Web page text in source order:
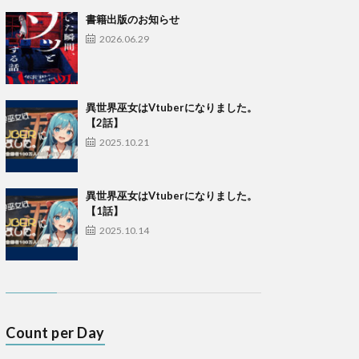
書籍出版のお知らせ
2026.06.29
異世界巫女はVtuberになりました。
【2話】
2025.10.21
異世界巫女はVtuberになりました。
【1話】
2025.10.14
Count per Day